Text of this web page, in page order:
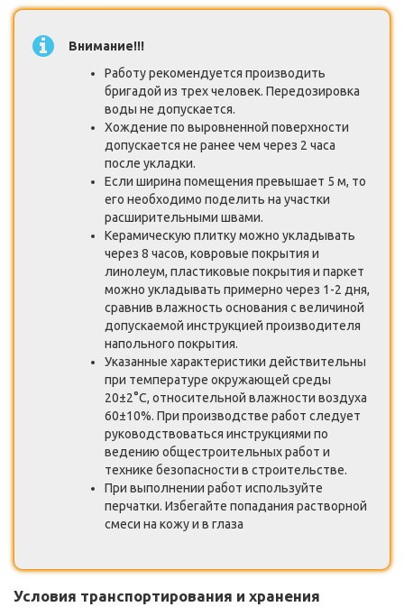
Внимание!!!
Работу рекомендуется производить
бригадой из трех человек. Передозировка
воды не допускается.
Хождение по выровненной поверхности
допускается не ранее чем через 2 часа
после укладки.
Если ширина помещения превышает 5 м, то
его необходимо поделить на участки
расширительными швами.
Керамическую плитку можно укладывать
через 8 часов, ковровые покрытия и
линолеум, пластиковые покрытия и паркет
можно укладывать примерно через 1-2 дня,
сравнив влажность основания с величиной
допускаемой инструкцией производителя
напольного покрытия.
Указанные характеристики действительны
при температуре окружающей среды
20±2°С, относительной влажности воздуха
60±10%. При производстве работ следует
руководствоваться инструкциями по
ведению общестроительных работ и
технике безопасности в строительстве.
При выполнении работ используйте
перчатки. Избегайте попадания растворной
смеси на кожу и в глаза
Условия транспортирования и хранения